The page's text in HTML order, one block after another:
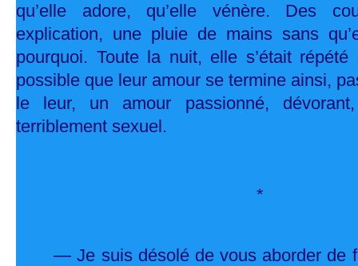
qu’elle adore, qu’elle vénère. Des
explication, une pluie de mains sans
pourquoi. Toute la nuit, elle s’était répété
possible que leur amour se termine ainsi,
le leur, un amour passionné,
terriblement sexuel.
*
— Je suis désolé de vous aborder de